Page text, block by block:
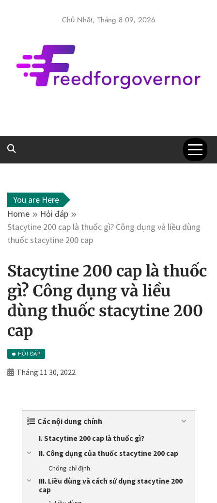
Chủ Nhật, Tháng 8 09, 2026
You are Here
Home
Hỏi đáp
Stacytine 200 cap là thuốc gì? Công dụng và liều dùng
thuốc stacytine 200 cap
Stacytine 200 cap là thuốc
gì? Công dụng và liều
dùng thuốc stacytine 200
cap
HỎI ĐÁP
Tháng 11 30, 2022
Các nội dung chính
I. Stacytine 200 cap là thuốc gì?
II. Công dụng của thuốc stacytine 200 cap
Chống chỉ định
III. Liều dùng và cách sử dụng stacytine 200
cap